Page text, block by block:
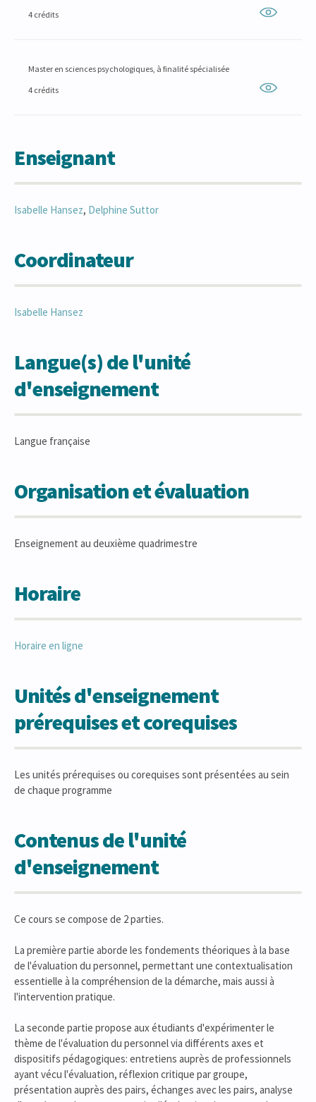
4 crédits
Master en sciences psychologiques, à finalité spécialisée
4 crédits
Enseignant
Isabelle Hansez, Delphine Suttor
Coordinateur
Isabelle Hansez
Langue(s) de l'unité
d'enseignement
Langue française
Organisation et évaluation
Enseignement au deuxième quadrimestre
Horaire
Horaire en ligne
Unités d'enseignement
prérequises et corequises
Les unités prérequises ou corequises sont présentées au sein
de chaque programme
Contenus de l'unité
d'enseignement
Ce cours se compose de 2 parties.
La première partie aborde les fondements théoriques à la base
de l'évaluation du personnel, permettant une contextualisation
essentielle à la compréhension de la démarche, mais aussi à
l'intervention pratique.
La seconde partie propose aux étudiants d'expérimenter le
thème de l'évaluation du personnel via différents axes et
dispositifs pédagogiques: entretiens auprès de professionnels
ayant vécu l'évaluation, réflexion critique par groupe,
présentation auprès des pairs, échanges avec les pairs, analyse